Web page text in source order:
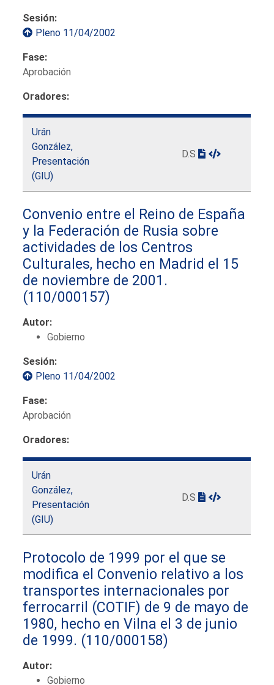
Sesión:
Pleno 11/04/2002
Fase:
Aprobación
Oradores:
Urán
González,
Presentación
(GIU)
D.S
Convenio entre el Reino de España
y la Federación de Rusia sobre
actividades de los Centros
Culturales, hecho en Madrid el 15
de noviembre de 2001.
(110/000157)
Autor:
Gobierno
Sesión:
Pleno 11/04/2002
Fase:
Aprobación
Oradores:
Urán
González,
Presentación
(GIU)
D.S
Protocolo de 1999 por el que se
modifica el Convenio relativo a los
transportes internacionales por
ferrocarril (COTIF) de 9 de mayo de
1980, hecho en Vilna el 3 de junio
de 1999. (110/000158)
Autor:
Gobierno